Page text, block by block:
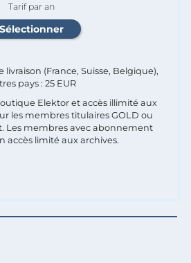
Tarif par an
livraison (France, Suisse, Belgique),
pays : 25 EUR
Elektor et accès illimité aux
les membres titulaires GOLD ou
Les membres avec abonnement
accès limité aux archives.